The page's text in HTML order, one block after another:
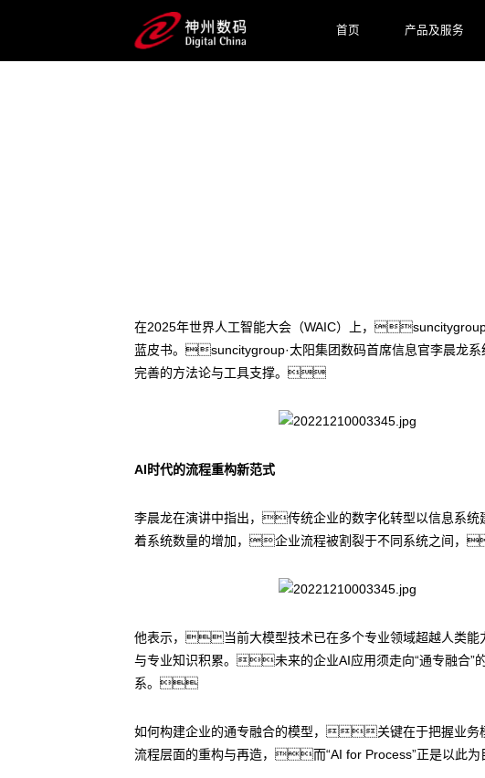
首页 产品及服务
在2025年世界人工智能大会（WAIC）上，
蓝皮书。suncitygroup·太阳集团数码首席信息官李晨
完善的方法论与工具支撑。
AI时代的流程重构新范式
李晨龙在演讲中指出，传统企业的数字化转型以信息
着系统数量的增加，企业流程被割裂于不同系统之间
他表示，当前大模型技术已在多个专业领域超越人
与专业知识积累。未来的企业AI应用须走向“通专融合
系。
如何构建企业的通专融合的模型，关键在于把握
流程层面的重构与再造，而“AI for Process”正是以